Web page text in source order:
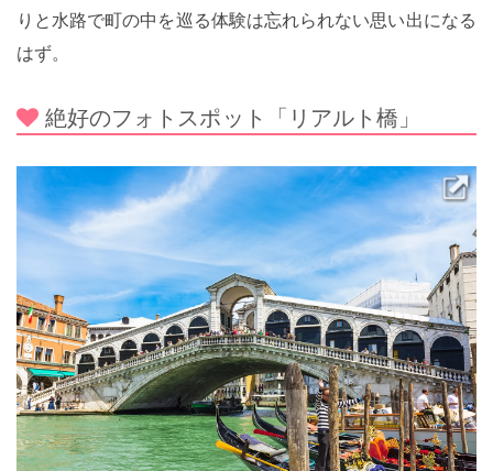
りと水路で町の中を巡る体験は忘れられない思い出になる
はず。
絶好のフォトスポット「リアルト橋」